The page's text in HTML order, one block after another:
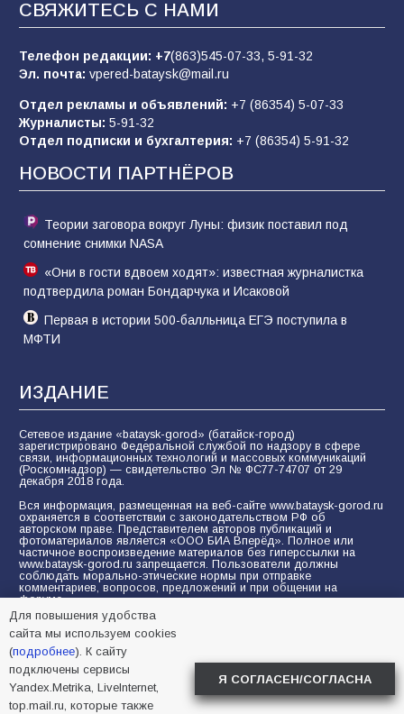
пропагандистский вброс
«Слухами Москву не возьмёшь»: почему
заявления Киева о мобилизации — это
отчаяние, а не разведка
81 02.08.2026
СВЯЖИТЕСЬ С НАМИ
Телефон редакции: +7(863)545-07-33, 5-91-32
Эл. почта: vpered-bataysk@mail.ru
Отдел рекламы и объявлений: +7 (86354) 5-07-33
Журналисты: 5-91-32
Отдел подписки и бухгалтерия: +7 (86354) 5-91-32
НОВОСТИ ПАРТНЁРОВ
Теории заговора вокруг Луны: физик поставил под
сомнение снимки NASA
«Они в гости вдвоем ходят»: известная журналистка
подтвердила роман Бондарчука и Исаковой
Первая в истории 500-балльница ЕГЭ поступила в
МФТИ
ИЗДАНИЕ
Сетевое издание «bataysk-gorod» (батайск-город)
зарегистрировано Федеральной службой по надзору в сфере
связи, информационных технологий и массовых коммуникаций
(Роскомнадзор) — свидетельство Эл № ФС77-74707 от 29
декабря 2018 года.
Вся информация, размещенная на веб-сайте www.bataysk-gorod.ru
охраняется в соответствии с законодательством РФ об
авторском праве. Представителем авторов публикаций и
фотоматериалов является «ООО БИА Вперёд». Полное или
частичное воспроизведение материалов без гиперссылки на
www.bataysk-gorod.ru запрещается. Пользователи должны
соблюдать морально-этические нормы при отправке
комментариев, вопросов, предложений и при общении на
форуме.
Политика конфиденциальности и защиты информации
Согласие на обработку персональных данных с помощью
сервисов Yandex.Metrika, LiveInternet, top.mail.ru
© 2005-2026 БИА «ВПЕРЕД»
Для повышения удобства
сайта мы используем cookies
(подробнее). К сайту
подключены сервисы
Yandex.Metrika, LiveInternet,
top.mail.ru, которые также
Я СОГЛАСЕН/СОГЛАСНА